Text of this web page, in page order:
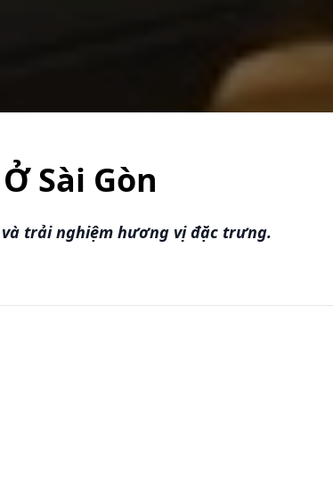
Sài Gòn
trải nghiệm hương vị đặc trưng.